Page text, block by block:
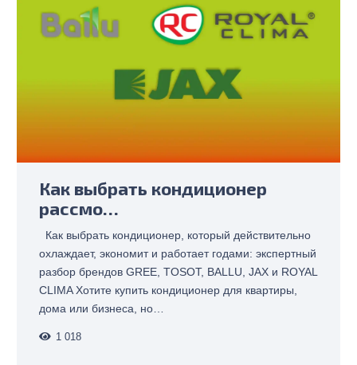
Как выбрать кондиционер
рассмо…
Как выбрать кондиционер, который действительно
охлаждает, экономит и работает годами: экспертный
разбор брендов GREE, TOSOT, BALLU, JAX и ROYAL
CLIMA Хотите купить кондиционер для квартиры,
дома или бизнеса, но…
1 018